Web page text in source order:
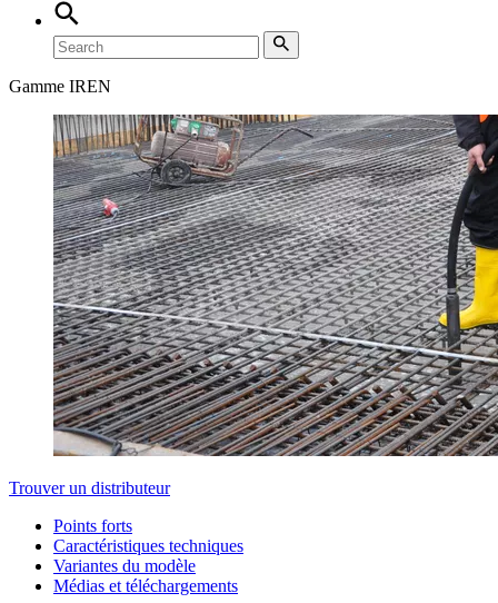
Gamme IREN
Trouver un distributeur
Points forts
Caractéristiques techniques
Variantes du modèle
Médias et téléchargements